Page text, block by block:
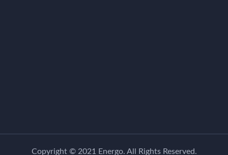
Copyright © 2021 Energo. All Rights Reserved.